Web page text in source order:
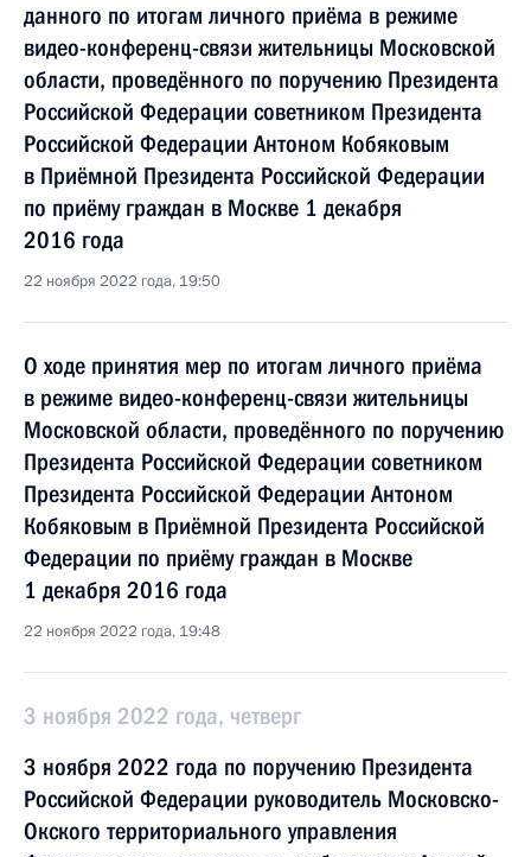
данного по итогам личного приёма в режиме
видео-конференц-связи жительницы Московской
области, проведённого по поручению Президента
Российской Федерации советником Президента
Российской Федерации Антоном Кобяковым
в Приёмной Президента Российской Федерации
по приёму граждан в Москве 1 декабря
2016 года
22 ноября 2022 года, 19:50
О ходе принятия мер по итогам личного приёма
в режиме видео-конференц-связи жительницы
Московской области, проведённого по поручению
Президента Российской Федерации советником
Президента Российской Федерации Антоном
Кобяковым в Приёмной Президента Российской
Федерации по приёму граждан в Москве
1 декабря 2016 года
22 ноября 2022 года, 19:48
3 ноября 2022 года, четверг
3 ноября 2022 года по поручению Президента
Российской Федерации руководитель Московско-
Окского территориального управления